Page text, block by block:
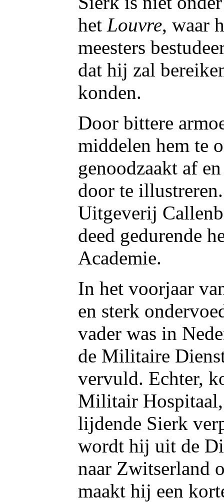
het Louvre, waar
meesters
dat hij zal
konden.
Door bittere
middelen hem te
genoodzaakt af
door te
Uitgeverij
deed gedurende
Academie.
In het voorjaar
en sterk
vader was in
de Militaire
vervuld. Echter,
Militair
lijdende Sierk
wordt hij uit de
naar Zwitserland
maakt hij een